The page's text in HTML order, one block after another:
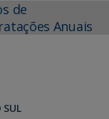
de
Anuais
SUL